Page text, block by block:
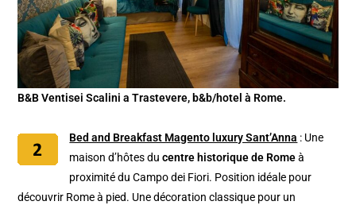
B&B Ventisei Scalini a Trastevere, b&b/hotel à Rome.
Bed and Breakfast Magento luxury Sant’Anna : Une
maison d’hôtes ducentre historique de Romeà
proximité du Campo dei Fiori. Position idéale pour
découvrir Rome à pied. Une décoration classique pour un